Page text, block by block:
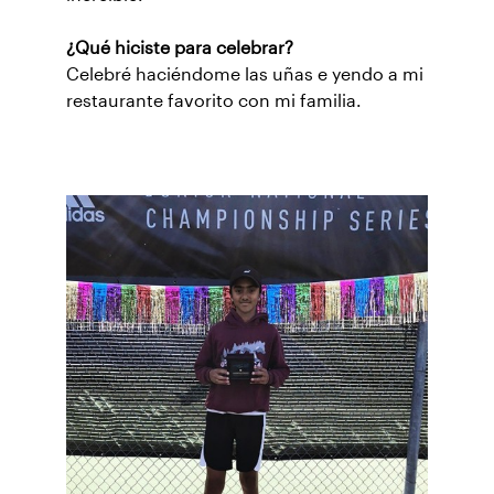
¿Qué hiciste para celebrar?
Celebré haciéndome las uñas e yendo a mi
restaurante favorito con mi familia.